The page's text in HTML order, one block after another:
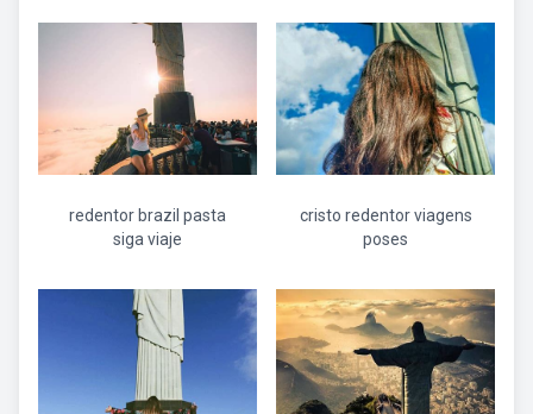
redentor brazil pasta
siga viaje
cristo redentor viagens
poses